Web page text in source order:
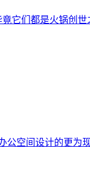
它们都是火锅创
空间设计的更为